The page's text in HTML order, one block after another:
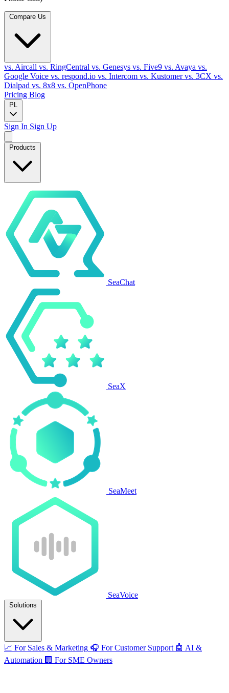
vs. Aircall vs. RingCentral vs. Genesys vs. Five9 vs. Avaya vs.
Google Voice vs. respond.io vs. Intercom vs. Kustomervs. 3CX vs.
Dialpad vs. 8x8 vs. OpenPhone
Pricing Blog
PL
Sign In Sign Up
Products
SeaChat
SeaX
SeaMeet
SeaVoice
Solutions
📈 For Sales & Marketing 🎧 For Customer Support 🤖 AI &
Automation 🏢 For SME Owners